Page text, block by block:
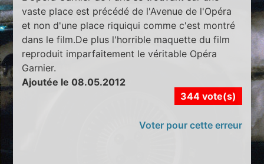
vaste place est précédé de l'Avenue de l'Opéra
et non d'une place riquiqui comme c'est montré
dans le film.De plus l'horrible maquette du film
reproduit imparfaitement le véritable Opéra
Garnier.
Ajoutée le 08.05.2012
344 vote(s)
Voter pour cette erreur